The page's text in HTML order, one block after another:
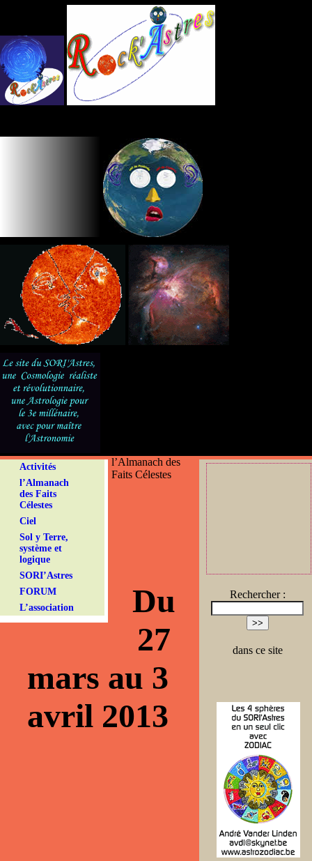
Activités
l’Almanach
des Faits
Célestes
Ciel
Sol y Terre,
système et
logique
SORI’Astres
FORUM
L’association
Rechercher :
dans ce site
l’Almanach des
Faits Célestes
Du
27
mars au 3
avril 2013
Panneau de gestion des cookies